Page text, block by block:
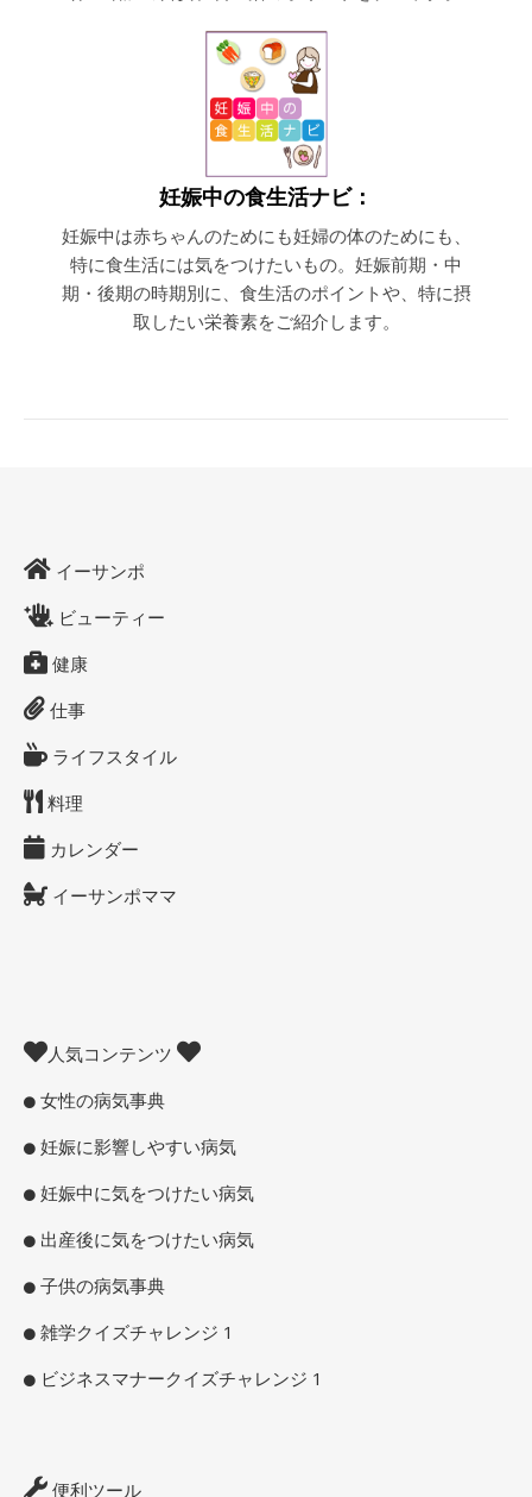
妊娠中の食生活ナビ：
妊娠中は赤ちゃんのためにも妊婦の体のためにも、
特に食生活には気をつけたいもの。妊娠前期・中
期・後期の時期別に、食生活のポイントや、特に摂
取したい栄養素をご紹介します。
イーサンポ
ビューティー
健康
仕事
ライフスタイル
料理
カレンダー
イーサンポママ
人気コンテンツ
女性の病気事典
妊娠に影響しやすい病気
妊娠中に気をつけたい病気
出産後に気をつけたい病気
子供の病気事典
雑学クイズチャレンジ 1
ビジネスマナークイズチャレンジ 1
便利ツール